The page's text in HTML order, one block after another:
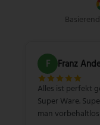
F Franz
Alles ist perfekt
Super Ware.
man